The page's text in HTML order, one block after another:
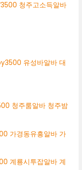
청주고소득알바
유성바알바 대
청주룸알바 청주밤
가경동유흥알바 가
계룡시투잡알바 계